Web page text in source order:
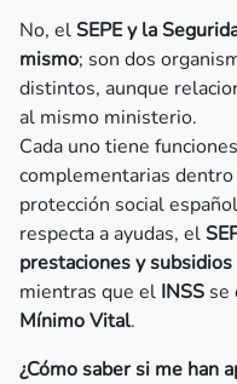
No, el SEPE y la
mismo; son dos
distintos, aunque
al mismo ministerio.
Cada uno tiene
complementarias
protección social
respecta a ayudas, el
prestaciones y
mientras que el INSS se
Mínimo Vital.
¿Cómo saber si me han